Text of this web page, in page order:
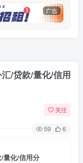
广告
/贷款/量化/信用
关注
59 6
量化/信用分